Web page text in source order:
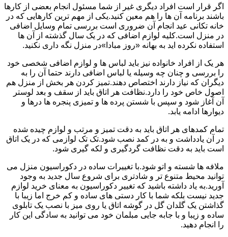
اگر قرار است افراد دیگری غیر از شما مسئول انجام بعضی از کارها
باشند برنامه آن ها را هم معین کنید.یکی از مهم ترین کارهایی که در
خانه تکانی عید انجام آن ضروری است بررسی تمام وسایل اضافی
در منزل است.کلیه لوازم اضافی که در یک سال گذشته از آن ها
استفاده نکرده اید به بهانه «روز مبادا»در منزل نگه داری نکنید.
هر یک از افراد خانواده نیز باید لباس ها و لوازم اضافی شخصی خود
را بررسی و چنان چه وسیله یا لباس اضافی دارند حتما آن را به
دیگران که نیاز دارند اختصاص دهند.تمیز کردن هر بخش از منزل هم
اصول خاص خود را دارد.نظافت هر اتاق باید از سقف و بعد لوستر
آن آغاز شود و سپس با شستن پرده ها و تمیزی پنجره ها درها و
دیوارها ادامه یابد.
تمام کمدهای هر اتاق باید به دقت تمیز و مرتب و لوازم چیده شده
در آن یادداشت و به در کمد نصب شود.تک تک لوازمی که در یک اتاق
است باید به دقت نظافت گردگیری و لکه گیری شود.
ملافه ها شسته و اتو شود.با تغییرات ساده در دکوراسیون منزل می
توانید محیط متنوع تر و شادتری برای شروع سال جدید به وجود
آورید.به یاد داشته باشید که تغییر دکوراسیون به معنای خرید لوازم
جدید نیست بلکه شما با کار دستی های ساده و کم خرج اما زیبا با
گذاشتن یک گلدان گل در گوشه اتاق یا روی میز با نصب یک تابلوی
ساده و زیبا و با جابه جایی مبلمان خود می توانید به سادگی این کار
را انجام دهید.